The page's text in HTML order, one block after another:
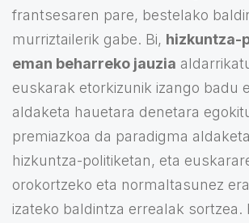
frantsesaren pare, bestelako
murriztailerik gabe. Bi, hizkuntza-
eman beharreko jauzia
euskarak etorkizunik izango badu
aldaketa hauetara denetara
premiazkoa da paradigma
hizkuntza-politiketan, eta
orokortzeko eta normaltasunez
izateko baldintza errealak sortzea.